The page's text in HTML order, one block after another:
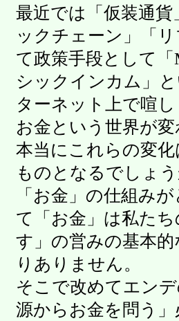
最近では「仮装通
ックチェーン」「
て政策手段として
シックインカム」
ターネット上で喧
お金という世界が
本当にこれらの変
ものとなるでしょ
「お金」の仕組み
て「お金」は私た
す」の営みの基本
りありません。
そこで改めてエン
源からお金を問う